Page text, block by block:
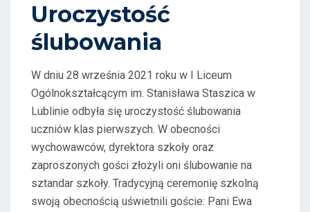
O
Uroczystość
ślubowania
W dniu 28 września 2021 roku w I Liceum
Ogólnokształcącym im. Stanisława Staszica w
Lublinie odbyła się uroczystość ślubowania
uczniów klas pierwszych. W obecności
wychowawców, dyrektora szkoły oraz
zaproszonych gości złożyli oni ślubowanie na
sztandar szkoły. Tradycyjną ceremonię szkolną
swoją obecnością uświetnili goście: Pani Ewa